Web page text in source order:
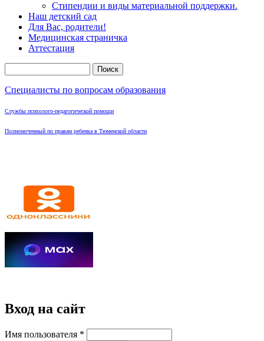
Стипендии и виды материальной поддержки.
Наш детский сад
Для Вас, родители!
Медицинская страничка
Аттестация
Специалисты по вопросам образования
Службы психолого-педагогической помощи
Полномоченный по правам ребенка в Тюменской области
Вход на сайт
Имя пользователя *